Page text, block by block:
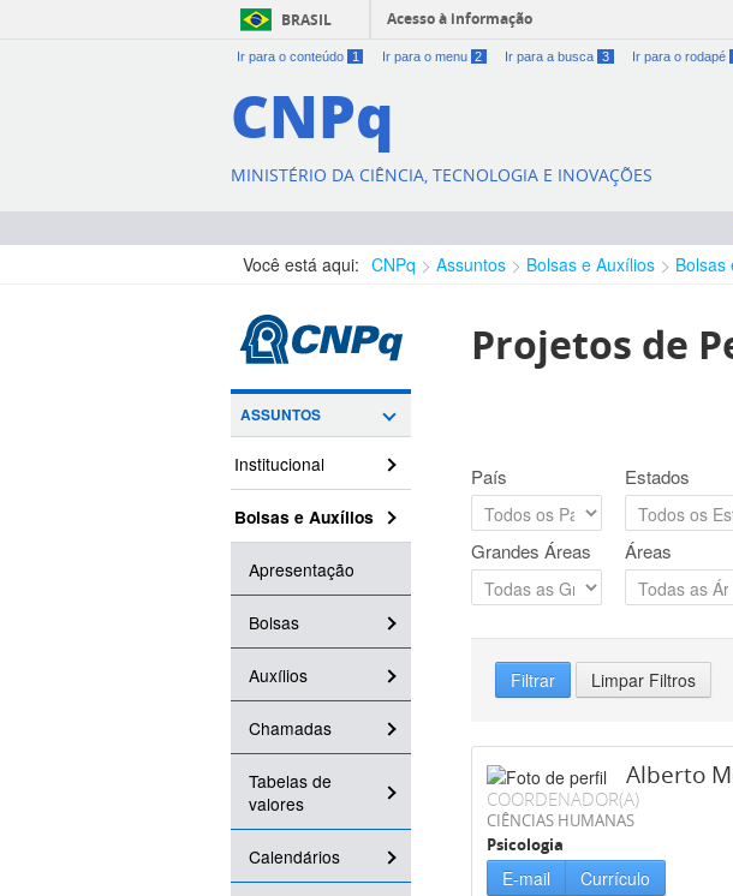
BRASIL Acesso à informação
Ir para o conteúdo 1 Ir para o menu 2 Ir para a busca 3 Ir para o rodapé
CNPq
MINISTÉRIO DA CIÊNCIA, TECNOLOGIA E INOVAÇÕES
Você está aqui: CNPq Assuntos Bolsas e Auxílios Bolsas
ASSUNTOS
Institucional
Bolsas e Auxílios
Apresentação
Bolsas
Auxílios
Chamadas
Tabelas de
valores
Calendários
Projetos de
País Estados
Grandes Áreas Áreas
Filtrar Limpar Filtros
Alberto
COORDENADOR(A)
CIÊNCIAS HUMANAS
Psicologia
E-mail Currículo